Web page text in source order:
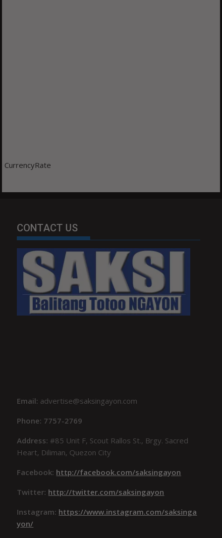
CurrencyRate
CONTACT US
Email: advertise@saksingayon.com
Phone: 7757-2769
Address:#85 Unit F, Scout Rallos St., Brgy. Sacred
Heart, Diliman, Quezon City
Facebook: http://facebook.com/saksingayon
Twitter: http://twitter.com/saksingayon
Instagram: https://www.instagram.com/saksinga
yon/